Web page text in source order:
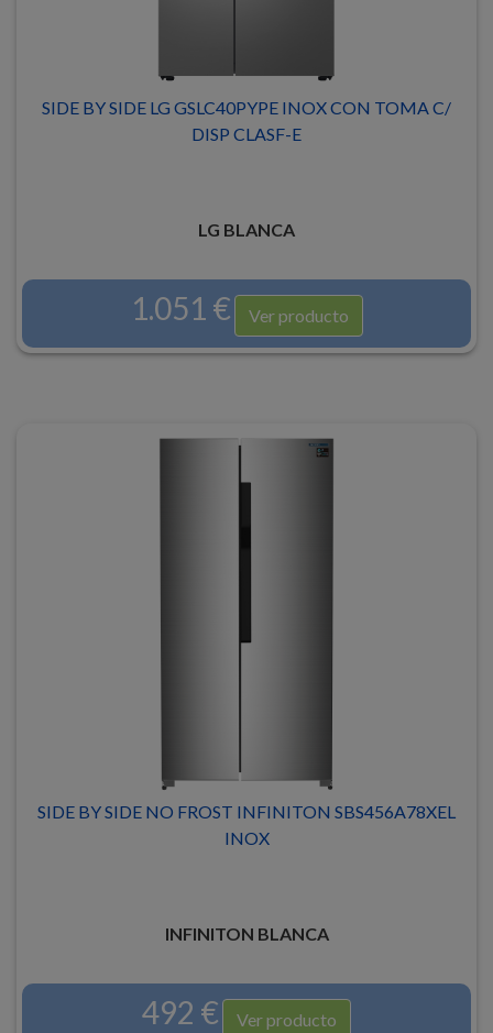
SIDE BY SIDE LG GSLC40PYPE INOX CON TOMA C/
DISP CLASF-E
LG BLANCA
1.051 € Ver producto
SIDE BY SIDE NO FROST INFINITON SBS456A78XEL
INOX
INFINITON BLANCA
492 € Ver producto